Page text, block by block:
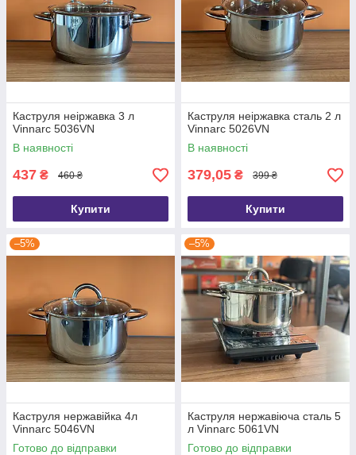
Каструля неіржавка 3 л
Vinnarc 5036VN
В наявності
437 ₴ 460 ₴
Купити
Каструля неіржавка сталь 2 л
Vinnarc 5026VN
В наявності
379,05 ₴ 399 ₴
Купити
–5%
Каструля нержавійка 4л
Vinnarc 5046VN
Готово до відправки
–5%
Каструля нержавіюча сталь 5
л Vinnarc 5061VN
Готово до відправки